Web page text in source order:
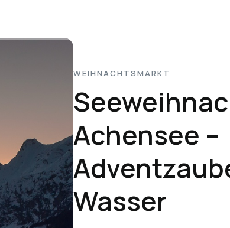
WEIHNACHTSMARKT
Achensee –
Wasser